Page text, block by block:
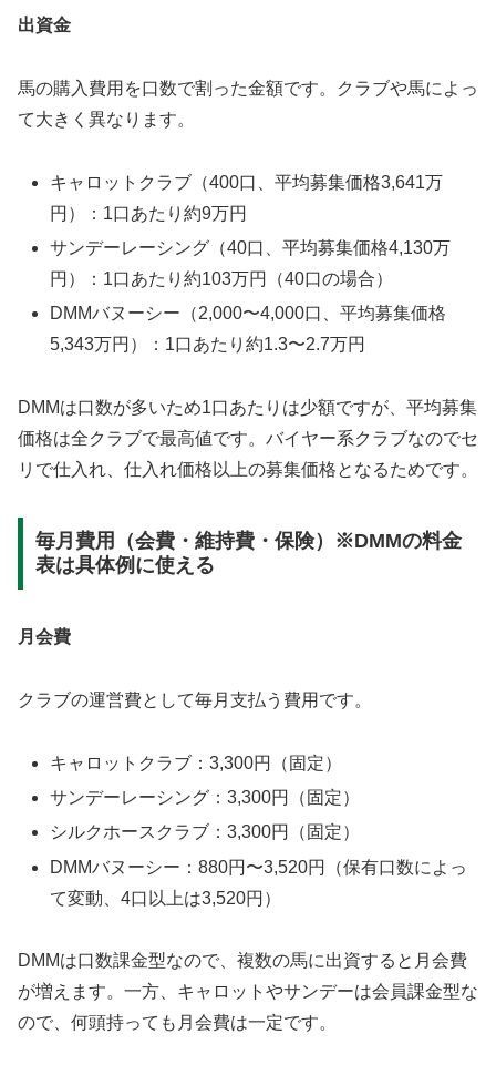
出資金
馬の購入費用を口数で割った金額です。クラブや馬によっ
て大きく異なります。
キャロットクラブ（400口、平均募集価格3,641万
円）：1口あたり約9万円
サンデーレーシング（40口、平均募集価格4,130万
円）：1口あたり約103万円（40口の場合）
DMMバヌーシー（2,000〜4,000口、平均募集価格
5,343万円）：1口あたり約1.3〜2.7万円
DMMは口数が多いため1口あたりは少額ですが、平均募集
価格は全クラブで最高値です。バイヤー系クラブなのでセ
リで仕入れ、仕入れ価格以上の募集価格となるためです。
毎月費用（会費・維持費・保険）※DMMの料金
表は具体例に使える
月会費
クラブの運営費として毎月支払う費用です。
キャロットクラブ：3,300円（固定）
サンデーレーシング：3,300円（固定）
シルクホースクラブ：3,300円（固定）
DMMバヌーシー：880円〜3,520円（保有口数によっ
て変動、4口以上は3,520円）
DMMは口数課金型なので、複数の馬に出資すると月会費
が増えます。一方、キャロットやサンデーは会員課金型な
ので、何頭持っても月会費は一定です。